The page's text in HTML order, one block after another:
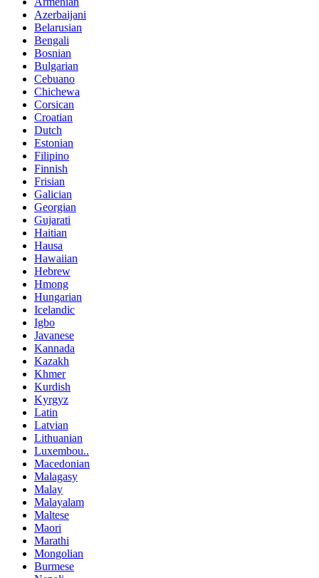
Azerbaijani
Belarusian
Bengali
Bosnian
Bulgarian
Cebuano
Chichewa
Corsican
Croatian
Dutch
Estonian
Filipino
Finnish
Frisian
Galician
Georgian
Gujarati
Haitian
Hausa
Hawaiian
Hebrew
Hmong
Hungarian
Icelandic
Igbo
Javanese
Kannada
Kazakh
Khmer
Kurdish
Kyrgyz
Latin
Latvian
Lithuanian
Luxembou..
Macedonian
Malagasy
Malay
Malayalam
Maltese
Maori
Marathi
Mongolian
Burmese